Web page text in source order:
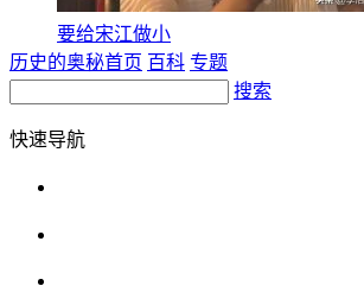
要给宋江做小
历史的奥秘首页 百科 专题
搜索
快速导航